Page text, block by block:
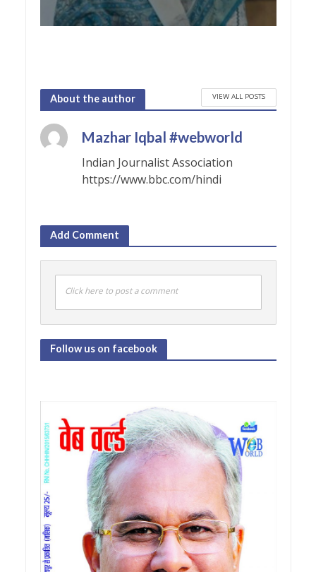
About the author VIEW ALL POSTS
Mazhar Iqbal #webworld
Indian Journalist Association
https://www.bbc.com/hindi
Add Comment
Click here to post a comment
Follow us on facebook